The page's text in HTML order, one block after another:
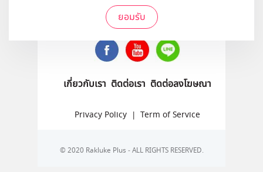
ยอมรับ
ติดตามเราได้ที่
เกี่ยวกับเรา ติดต่อเรา ติดต่อลงโฆษณา
Privacy Policy | Term of Service
© 2020 Rakluke Plus - ALL RIGHTS RESERVED.